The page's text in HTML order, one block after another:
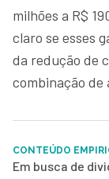
milhões a R$
claro se esses
da redução de
combinação de
CONTEÚDO
Em busca de